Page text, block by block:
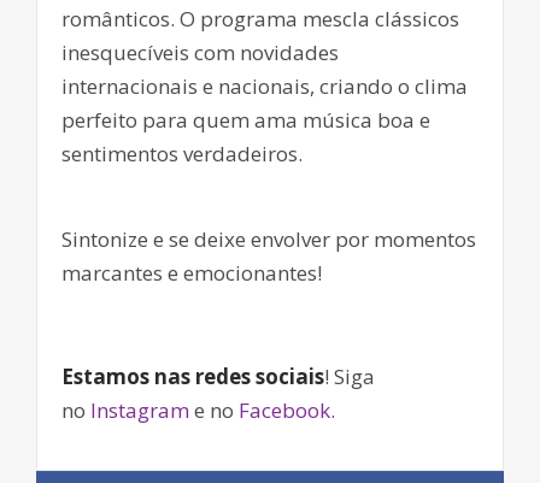
românticos. O programa mescla clássicos
inesquecíveis com novidades
internacionais e nacionais, criando o clima
perfeito para quem ama música boa e
sentimentos verdadeiros.
Sintonize e se deixe envolver por momentos
marcantes e emocionantes!
Estamos nas redes sociais! Siga
no Instagrame no Facebook.